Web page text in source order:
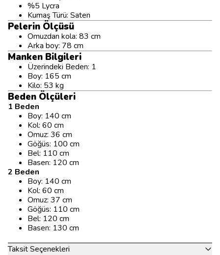
%5 Lycra
Kumaş Türü: Saten
Pelerin Ölçüsü
Omuzdan kola: 83 cm
Arka boy: 78 cm
Manken Bilgileri
Üzerindeki Beden: 1
Boy: 165 cm
Kilo: 53 kg
Beden Ölçüleri
1 Beden
Boy: 140 cm
Kol: 60 cm
Omuz: 36 cm
Göğüs: 100 cm
Bel: 110 cm
Basen: 120 cm
2 Beden
Boy: 140 cm
Kol: 60 cm
Omuz: 37 cm
Göğüs: 110 cm
Bel: 120 cm
Basen: 130 cm
Taksit Seçenekleri